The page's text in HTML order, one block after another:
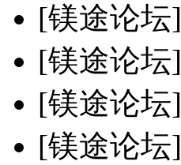
[镁途论坛]
[镁途论坛]
[镁途论坛]
[镁途论坛]